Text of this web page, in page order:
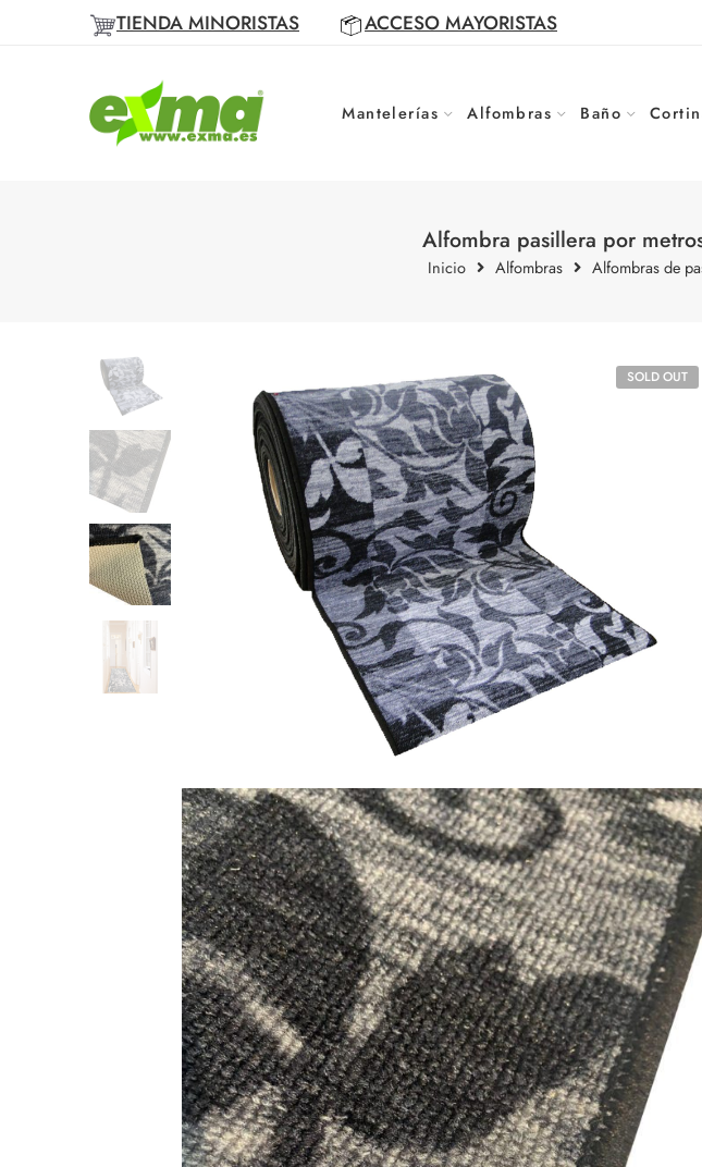
TIENDA MINORISTAS ACCESO MAYORISTAS
Mantelerías Alfombras Baño
Alfombra pasillera por
Inicio Alfombras Alfombras de
SOLD OUT